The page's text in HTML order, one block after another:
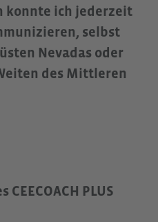
konnte ich jederzeit
selbst
Nevadas oder
des Mittleren
PLUS